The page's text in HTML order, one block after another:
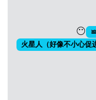
😶
火星人（好像不小心促